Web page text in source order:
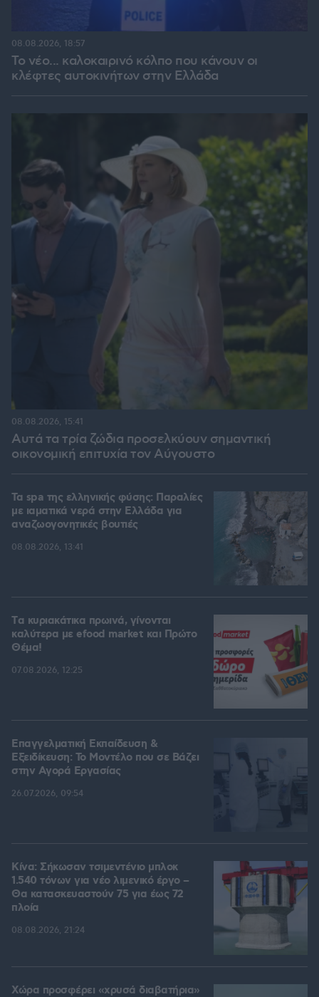
Το νέο... καλοκαιρινό κόλπο που κάνουν οι
κλέφτες αυτοκινήτων στην Ελλάδα
08.08.2026, 18:57
Αυτά τα τρία ζώδια προσελκύουν σημαντική
οικονομική επιτυχία τον Αύγουστο
08.08.2026, 15:41
Τα spa της ελληνικής φύσης: Παραλίες
με ιαματικά νερά στην Ελλάδα για
αναζωογονητικές βουτιές
08.08.2026, 13:41
Tα κυριακάτικα πρωινά, γίνονται
καλύτερα με efood market και Πρώτο
Θέμα!
07.08.2026, 12:25
Επαγγελματική Εκπαίδευση &
Εξειδίκευση: Το Mοντέλο που σε Bάζει
στην Aγορά Eργασίας
26.07.2026, 09:54
Κίνα: Σήκωσαν τσιμεντένιο μπλοκ
1.540 τόνων για νέο λιμενικό έργο –
Θα κατασκευαστούν 75 για έως 72
πλοία
08.08.2026, 21:24
Χώρα προσφέρει «χρυσά διαβατήρια»